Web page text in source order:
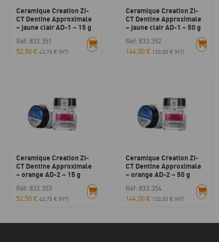
Ceramique Creation ZI-
CT Dentine Approximale
– jaune clair AD-1 – 15 g
Réf: 833.351
52,50€ 43,75 € (HT)
Ceramique Creation ZI-
CT Dentine Approximale
– jaune clair AD-1 – 50 g
Réf: 833.352
144,00€ 120,00 € (HT)
Ceramique Creation ZI-
CT Dentine Approximale
– orange AD-2 – 15 g
Réf: 833.353
52,50€ 43,75 € (HT)
Ceramique Creation ZI-
CT Dentine Approximale
– orange AD-2 – 50 g
Réf: 833.354
144,00€ 120,00 € (HT)